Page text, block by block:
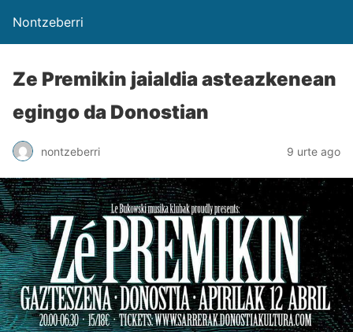
Nontzeberri
Ze Premikin jaialdia asteazkenean
egingo da Donostian
nontzeberri 9 urte ago